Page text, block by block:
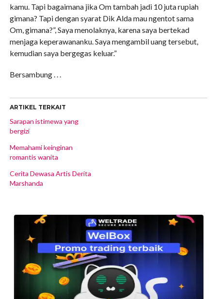
kamu. Tapi bagaimana jika Om tambah jadi 10 juta rupiah
gimana? Tapi dengan syarat Dik Alda mau ngentot sama
Om, gimana?”, Saya menolaknya, karena saya bertekad
menjaga keperawananku. Saya mengambil uang tersebut,
kemudian saya bergegas keluar.”
Bersambung . . .
ARTIKEL TERKAIT
Sarapan istimewa yang
bergizi
Memahami keinginan
romantis wanita
Cerita Dewasa Artis Derita
Marshanda